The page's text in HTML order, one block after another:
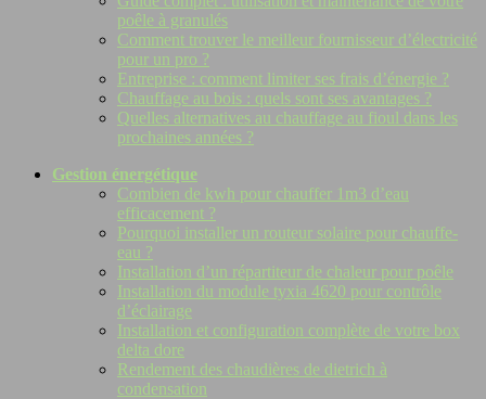
poêle à granulés
Comment trouver le meilleur fournisseur d’électricité
pour un pro ?
Entreprise : comment limiter ses frais d’énergie ?
Chauffage au bois : quels sont ses avantages ?
Quelles alternatives au chauffage au fioul dans les
prochaines années ?
Gestion énergétique
Combien de kwh pour chauffer 1m3 d’eau
efficacement ?
Pourquoi installer un routeur solaire pour chauffe-
eau ?
Installation d’un répartiteur de chaleur pour poêle
Installation du module tyxia 4620 pour contrôle
d’éclairage
Installation et configuration complète de votre box
delta dore
Rendement des chaudières de dietrich à
condensation